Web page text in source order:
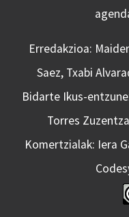
Erredakzioa:
Saez, Txabi
Bidarte Ikus-
Torres
Komertzialak: Iera